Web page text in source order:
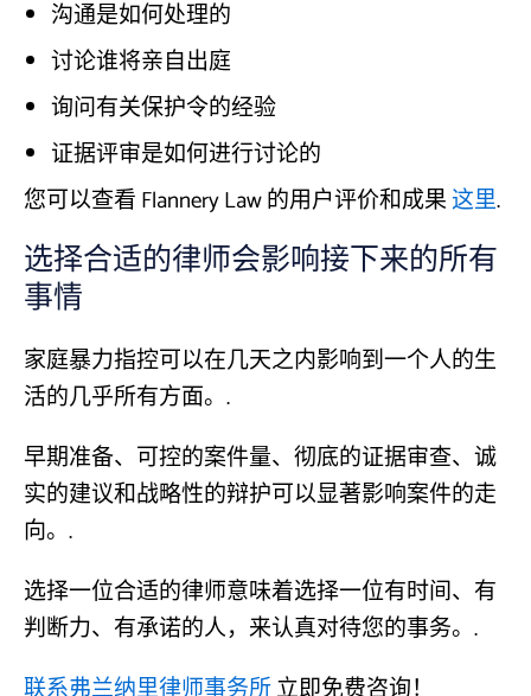
沟通是如何处理的
讨论谁将亲自出庭
询问有关保护令的经验
证据评审是如何进行讨论的
您可以查看 Flannery Law 的用户评价和成果这里.
选择合适的律师会影响接下来的所有
事情
家庭暴力指控可以在几天之内影响到一个人的生
活的几乎所有方面。.
早期准备、可控的案件量、彻底的证据审查、诚
实的建议和战略性的辩护可以显著影响案件的走
向。.
选择一位合适的律师意味着选择一位有时间、有
判断力、有承诺的人，来认真对待您的事务。.